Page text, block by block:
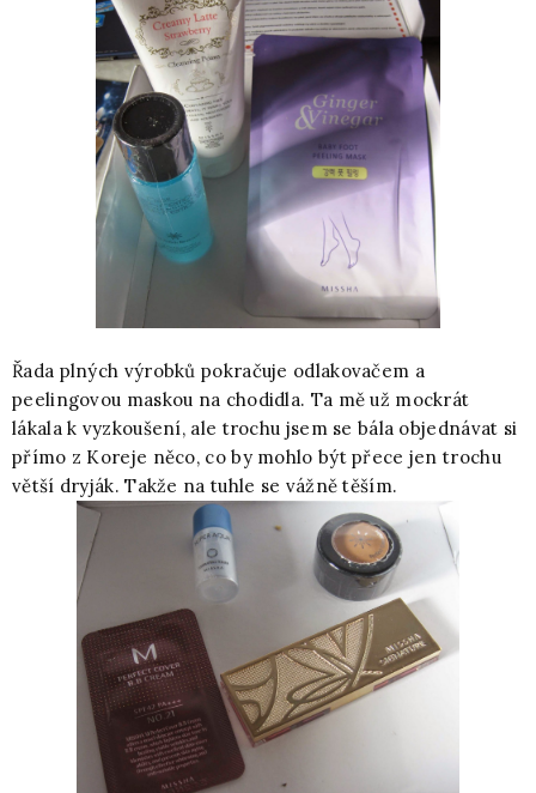
Řada plných výrobků pokračuje odlakovačem a
peelingovou maskou na chodidla. Ta mě už mockrát
lákala k vyzkoušení, ale trochu jsem se bála objednávat si
přímo z Koreje něco, co by mohlo být přece jen trochu
větší dryják. Takže na tuhle se vážně těším.